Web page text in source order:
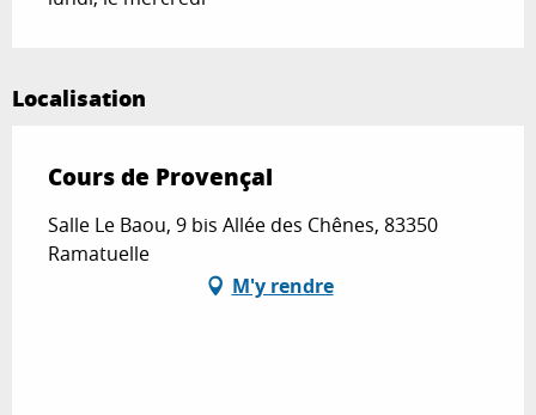
Localisation
Cours de Provençal
Salle Le Baou, 9 bis Allée des Chênes, 83350
Ramatuelle
M'y rendre